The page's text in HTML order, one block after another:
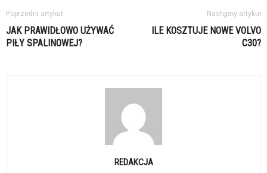
Poprzedni artykuł
JAK PRAWIDŁOWO UŻYWAĆ
PIŁY SPALINOWEJ?
Następny artykuł
ILE KOSZTUJE NOWE VOLVO
C30?
REDAKCJA